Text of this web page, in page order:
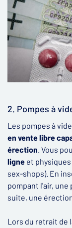
2. Pompes à
Les pompes à
en vente libre
érection. Vous
ligne et
sex-shops). En
pompant l'air,
suite, une
Lors du retrait de